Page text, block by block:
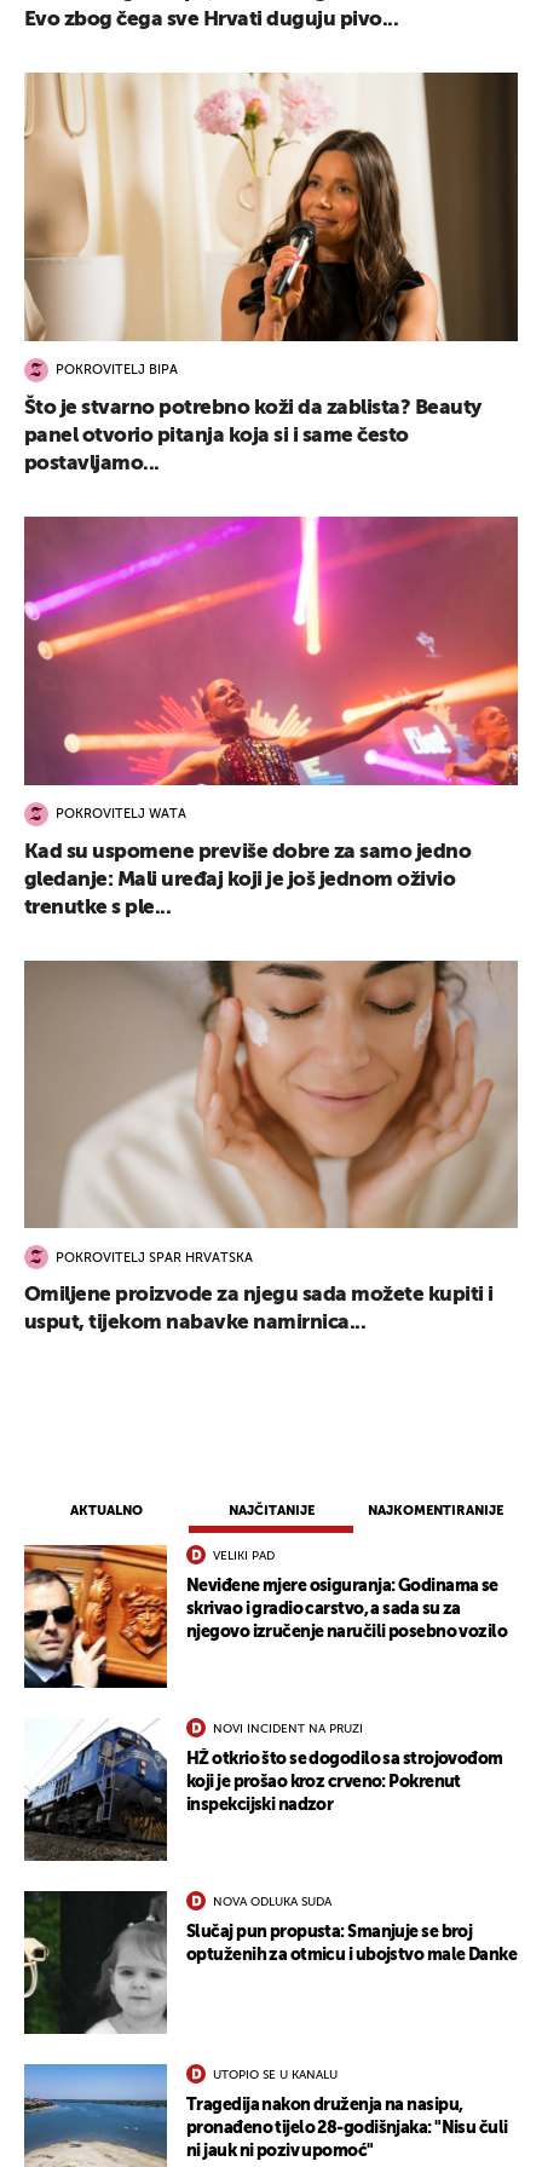
AKTUALNO NAJČITANIJE NAJKOMENTIRANIJE
VELIKI PAD
Neviđene mjere osiguranja: Godinama se
skrivao i gradio carstvo, a sada su za
njegovo izručenje naručili posebno vozilo
NOVI INCIDENT NA PRUZI
HŽ otkrio što se dogodilo sa strojovođom
koji je prošao kroz crveno: Pokrenut
inspekcijski nadzor
NOVA ODLUKA SUDA
Slučaj pun propusta: Smanjuje se broj
optuženih za otmicu i ubojstvo male Danke
UTOPIO SE U KANALU
Tragedija nakon druženja na nasipu,
pronađeno tijelo 28-godišnjaka: "Nisu čuli
ni jauk ni poziv upomoć"
Evo zbog čega sve Hrvati duguju pivo...
POKROVITELJ BIPA
Što je stvarno potrebno koži da zablista? Beauty
panel otvorio pitanja koja si i same često
postavljamo...
POKROVITELJ WATA
Kad su uspomene previše dobre za samo jedno
gledanje: Mali uređaj koji je još jednom oživio
trenutke s ple...
POKROVITELJ SPAR HRVATSKA
Omiljene proizvode za njegu sada možete kupiti i
usput, tijekom nabavke namirnica...